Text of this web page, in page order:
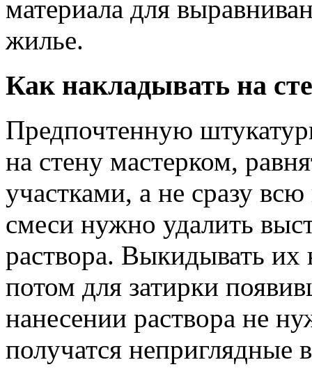
материала для
жилье.
Как накладывать на
Предпочтенную
на стену мастерком,
участками, а не сразу
смеси нужно удалить
раствора. Выкидывать их
потом для затирки
нанесении раствора не
получатся неприглядные